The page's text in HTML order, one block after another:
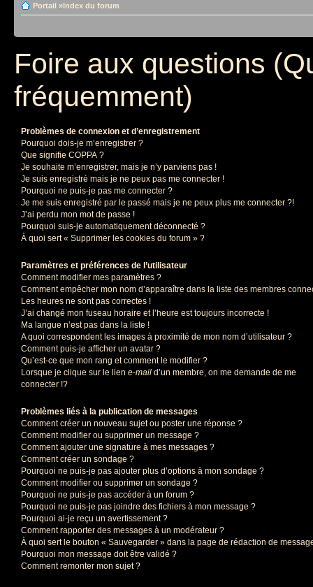
Portail »Index du forum
Foire aux questions
fréquemment)
Problèmes de connexion et d’enregistrement
Pourquoi dois-je m’enregistrer ?
Que signifie COPPA ?
Je souhaite m’enregistrer, mais je n’y parviens pas !
Je suis enregistré mais je ne peux pas me connecter !
Pourquoi ne puis-je pas me connecter ?
Je me suis enregistré par le passé mais je ne peux plus me connecter ?!
J’ai perdu mon mot de passe !
Pourquoi suis-je automatiquement déconnecté ?
À quoi sert « Supprimer les cookies du forum » ?
Paramètres et préférences de l’utilisateur
Comment modifier mes paramètres ?
Comment empêcher mon nom d’apparaître dans la liste des membres
Les heures ne sont pas correctes !
J’ai changé mon fuseau horaire et l’heure est toujours incorrecte !
Ma langue n’est pas dans la liste !
A quoi correspondent les images à proximité de mon nom d’utilisateur ?
Comment puis-je afficher un avatar ?
Qu’est-ce que mon rang et comment le modifier ?
Lorsque je clique sur le lien e-mail d’un membre, on me demande de me
connecter !?
Problèmes liés à la publication de messages
Comment créer un nouveau sujet ou poster une réponse ?
Comment modifier ou supprimer un message ?
Comment ajouter une signature à mes messages ?
Comment créer un sondage ?
Pourquoi ne puis-je pas ajouter plus d’options à mon sondage ?
Comment modifier ou supprimer un sondage ?
Pourquoi ne puis-je pas accéder à un forum ?
Pourquoi ne puis-je pas joindre des fichiers à mon message ?
Pourquoi ai-je reçu un avertissement ?
Comment rapporter des messages à un modérateur ?
À quoi sert le bouton « Sauvegarder » dans la page de rédaction de
Pourquoi mon message doit être validé ?
Comment remonter mon sujet ?